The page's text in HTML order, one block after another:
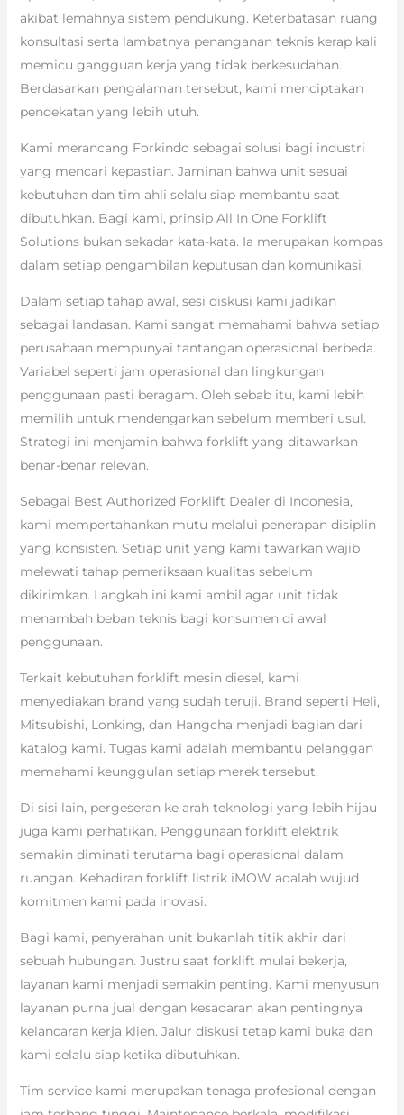
akibat lemahnya sistem pendukung. Keterbatasan ruang
konsultasi serta lambatnya penanganan teknis kerap kali
memicu gangguan kerja yang tidak berkesudahan.
Berdasarkan pengalaman tersebut, kami menciptakan
pendekatan yang lebih utuh.
Kami merancang Forkindo sebagai solusi bagi industri
yang mencari kepastian. Jaminan bahwa unit sesuai
kebutuhan dan tim ahli selalu siap membantu saat
dibutuhkan. Bagi kami, prinsip All In One Forklift
Solutions bukan sekadar kata-kata. Ia merupakan kompas
dalam setiap pengambilan keputusan dan komunikasi.
Dalam setiap tahap awal, sesi diskusi kami jadikan
sebagai landasan. Kami sangat memahami bahwa setiap
perusahaan mempunyai tantangan operasional berbeda.
Variabel seperti jam operasional dan lingkungan
penggunaan pasti beragam. Oleh sebab itu, kami lebih
memilih untuk mendengarkan sebelum memberi usul.
Strategi ini menjamin bahwa forklift yang ditawarkan
benar-benar relevan.
Sebagai Best Authorized Forklift Dealer di Indonesia,
kami mempertahankan mutu melalui penerapan disiplin
yang konsisten. Setiap unit yang kami tawarkan wajib
melewati tahap pemeriksaan kualitas sebelum
dikirimkan. Langkah ini kami ambil agar unit tidak
menambah beban teknis bagi konsumen di awal
penggunaan.
Terkait kebutuhan forklift mesin diesel, kami
menyediakan brand yang sudah teruji. Brand seperti Heli,
Mitsubishi, Lonking, dan Hangcha menjadi bagian dari
katalog kami. Tugas kami adalah membantu pelanggan
memahami keunggulan setiap merek tersebut.
Di sisi lain, pergeseran ke arah teknologi yang lebih hijau
juga kami perhatikan. Penggunaan forklift elektrik
semakin diminati terutama bagi operasional dalam
ruangan. Kehadiran forklift listrik iMOW adalah wujud
komitmen kami pada inovasi.
Bagi kami, penyerahan unit bukanlah titik akhir dari
sebuah hubungan. Justru saat forklift mulai bekerja,
layanan kami menjadi semakin penting. Kami menyusun
layanan purna jual dengan kesadaran akan pentingnya
kelancaran kerja klien. Jalur diskusi tetap kami buka dan
kami selalu siap ketika dibutuhkan.
Tim service kami merupakan tenaga profesional dengan